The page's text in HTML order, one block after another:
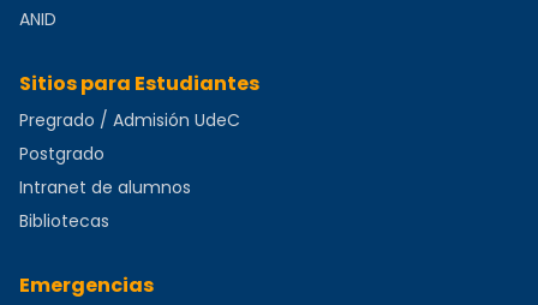
ANID
Sitios para Estudiantes
Pregrado / Admisión UdeC
Postgrado
Intranet de alumnos
Bibliotecas
Emergencias